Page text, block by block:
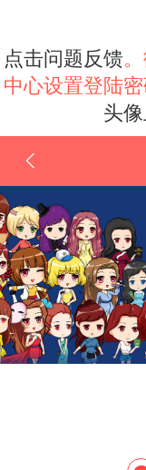
点击问题反馈
中心设置登陆
头